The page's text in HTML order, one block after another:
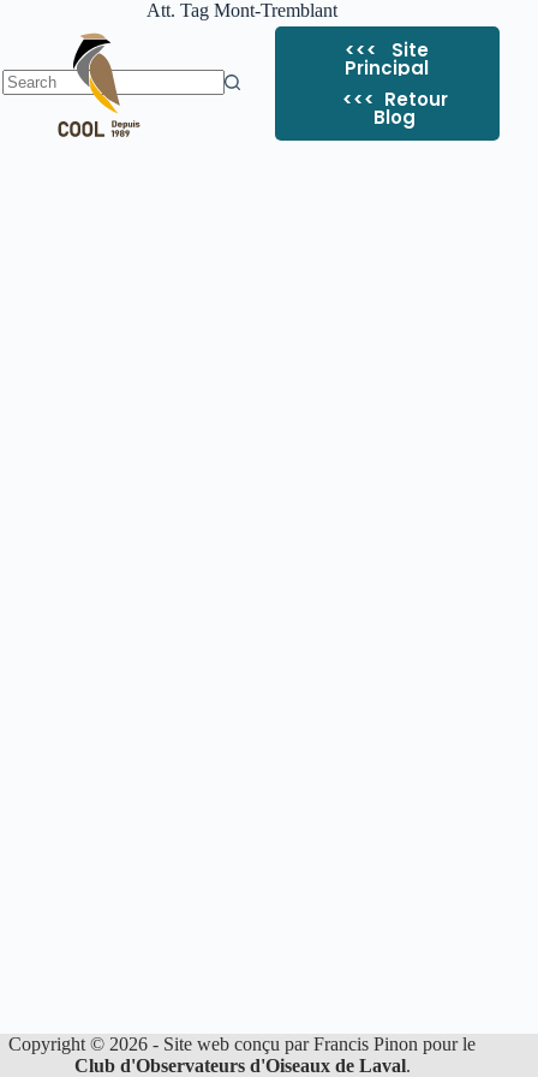
<<< Site
Principal
<<< ​ Retour
Blog
Att. Tag Mont-Tremblant
Copyright © 2026 - Site web conçu par Francis Pinon pour le
Club d'Observateurs d'Oiseaux de Laval.